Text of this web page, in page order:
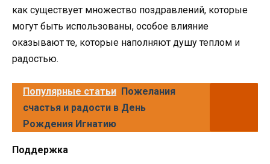
как существует множество поздравлений, которые
могут быть использованы, особое влияние
оказывают те, которые наполняют душу теплом и
радостью.
Популярные статьи Пожелания
счастья и радости в День
Рождения Игнатию
Поддержка